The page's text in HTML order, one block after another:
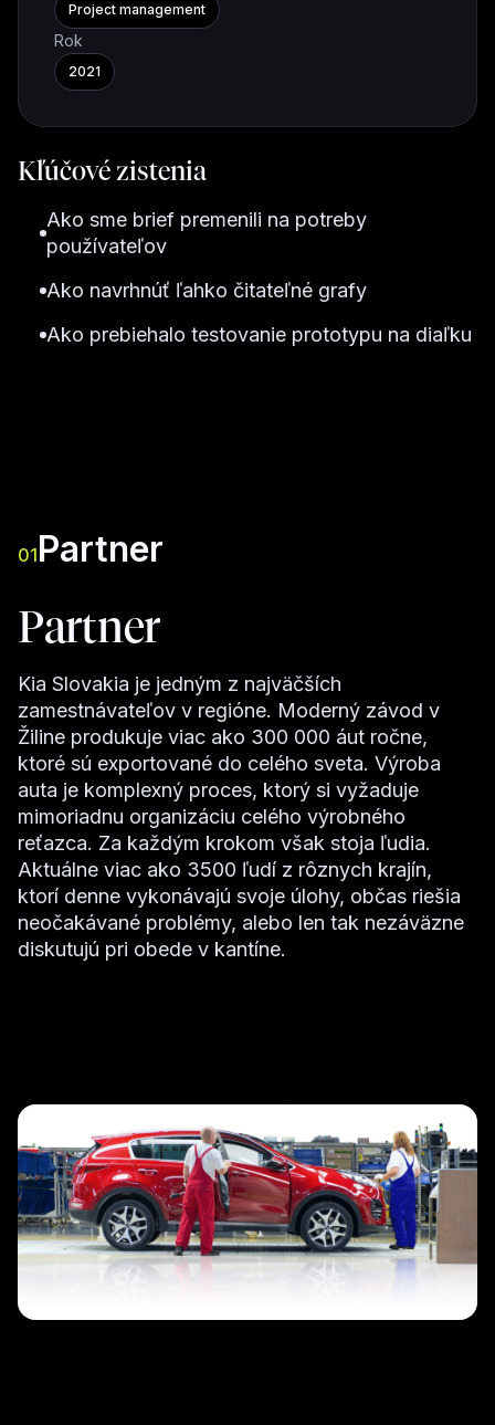
Project management
Rok
2021
Kľúčové zistenia
Ako sme brief premenili na potreby
používateľov
Ako navrhnúť ľahko čitateľné grafy
Ako prebiehalo testovanie prototypu na diaľku
01Partner
Partner
Kia Slovakia je jedným z najväčších
zamestnávateľov v regióne. Moderný závod v
Žiline produkuje viac ako 300 000 áut ročne,
ktoré sú exportované do celého sveta. Výroba
auta je komplexný proces, ktorý si vyžaduje
mimoriadnu organizáciu celého výrobného
reťazca. Za každým krokom však stoja ľudia.
Aktuálne viac ako 3500 ľudí z rôznych krajín,
ktorí denne vykonávajú svoje úlohy, občas riešia
neočakávané problémy, alebo len tak nezáväzne
diskutujú pri obede v kantíne.